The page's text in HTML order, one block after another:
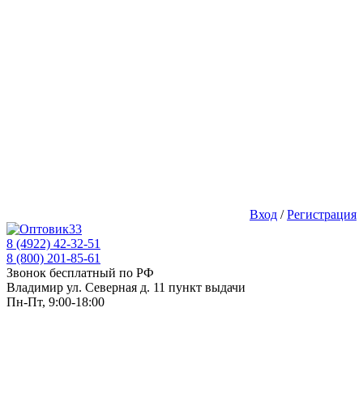
Вход /Регистрация
8 (4922) 42-32-51
8 (800) 201-85-61
Звонок бесплатный по РФ
Владимир ул. Северная д. 11 пункт выдачи
Пн-Пт, 9:00-18:00